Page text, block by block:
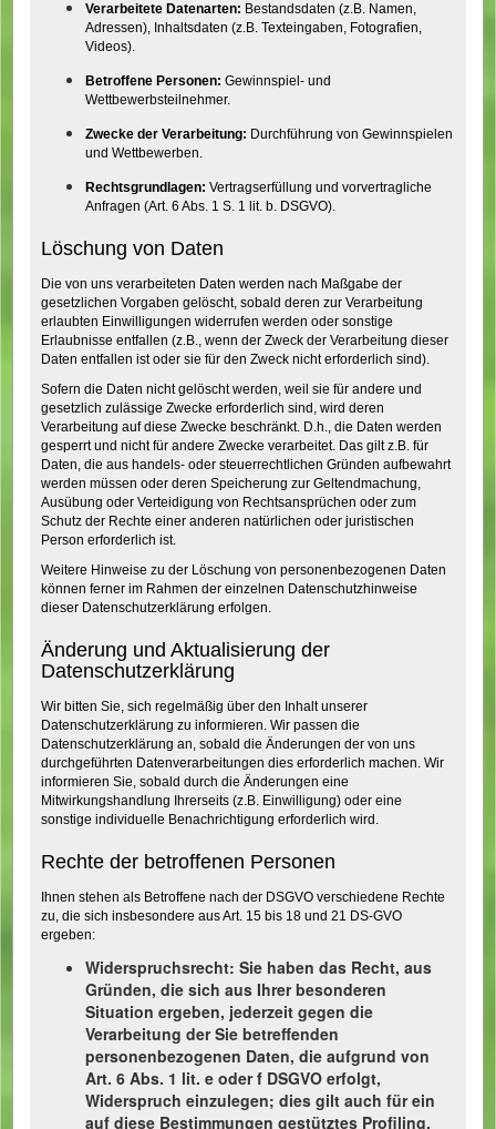
Verarbeitete Datenarten: Bestandsdaten (z.B. Namen,
Adressen), Inhaltsdaten (z.B. Texteingaben, Fotografien,
Videos).
Betroffene Personen: Gewinnspiel- und
Wettbewerbsteilnehmer.
Zwecke der Verarbeitung: Durchführung von Gewinnspielen
und Wettbewerben.
Rechtsgrundlagen: Vertragserfüllung und vorvertragliche
Anfragen (Art. 6 Abs. 1 S. 1 lit. b. DSGVO).
Löschung von Daten
Die von uns verarbeiteten Daten werden nach Maßgabe der
gesetzlichen Vorgaben gelöscht, sobald deren zur Verarbeitung
erlaubten Einwilligungen widerrufen werden oder sonstige
Erlaubnisse entfallen (z.B., wenn der Zweck der Verarbeitung dieser
Daten entfallen ist oder sie für den Zweck nicht erforderlich sind).
Sofern die Daten nicht gelöscht werden, weil sie für andere und
gesetzlich zulässige Zwecke erforderlich sind, wird deren
Verarbeitung auf diese Zwecke beschränkt. D.h., die Daten werden
gesperrt und nicht für andere Zwecke verarbeitet. Das gilt z.B. für
Daten, die aus handels- oder steuerrechtlichen Gründen aufbewahrt
werden müssen oder deren Speicherung zur Geltendmachung,
Ausübung oder Verteidigung von Rechtsansprüchen oder zum
Schutz der Rechte einer anderen natürlichen oder juristischen
Person erforderlich ist.
Weitere Hinweise zu der Löschung von personenbezogenen Daten
können ferner im Rahmen der einzelnen Datenschutzhinweise
dieser Datenschutzerklärung erfolgen.
Änderung und Aktualisierung der
Datenschutzerklärung
Wir bitten Sie, sich regelmäßig über den Inhalt unserer
Datenschutzerklärung zu informieren. Wir passen die
Datenschutzerklärung an, sobald die Änderungen der von uns
durchgeführten Datenverarbeitungen dies erforderlich machen. Wir
informieren Sie, sobald durch die Änderungen eine
Mitwirkungshandlung Ihrerseits (z.B. Einwilligung) oder eine
sonstige individuelle Benachrichtigung erforderlich wird.
Rechte der betroffenen Personen
Ihnen stehen als Betroffene nach der DSGVO verschiedene Rechte
zu, die sich insbesondere aus Art. 15 bis 18 und 21 DS-GVO
ergeben:
Widerspruchsrecht: Sie haben das Recht, aus
Gründen, die sich aus Ihrer besonderen
Situation ergeben, jederzeit gegen die
Verarbeitung der Sie betreffenden
personenbezogenen Daten, die aufgrund von
Art. 6 Abs. 1 lit. e oder f DSGVO erfolgt,
Widerspruch einzulegen; dies gilt auch für ein
auf diese Bestimmungen gestütztes Profiling.